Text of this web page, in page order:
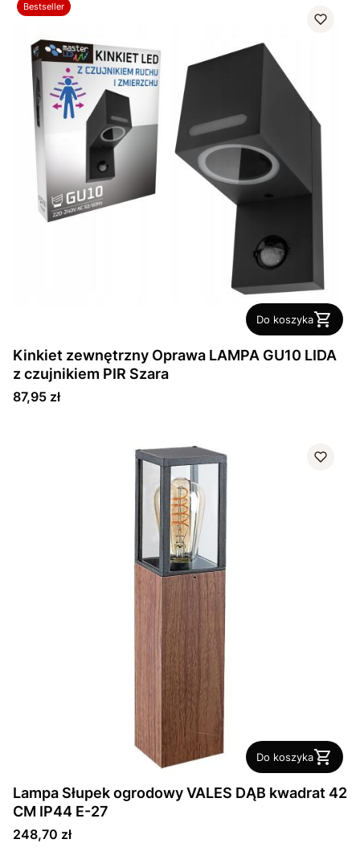
Bestseller
Do koszyka
Kinkiet zewnętrzny Oprawa LAMPA GU10 LIDA
z czujnikiem PIR Szara
Cena
87,95 zł
Do koszyka
Lampa Słupek ogrodowy VALES DĄB kwadrat 42
CM IP44 E-27
Cena
248,70 zł